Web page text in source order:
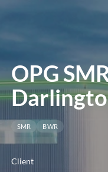
OPG
SMR BWR
Client